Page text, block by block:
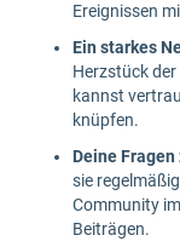
Ereignissen
Ein starkes
Herzstück
kannst
knüpfen.
Deine Fragen
sie
Community
Beiträgen.